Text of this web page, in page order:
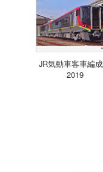
JR気動車客車編
2019